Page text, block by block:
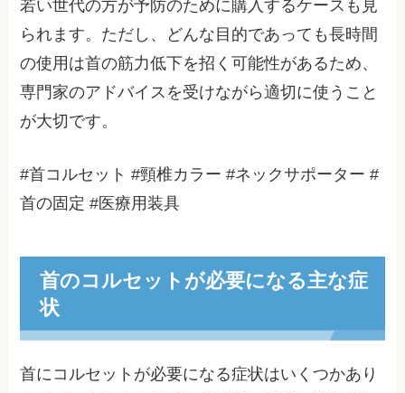
若い世代の方が予防のために購入するケースも見
られます。ただし、どんな目的であっても長時間
の使用は首の筋力低下を招く可能性があるため、
専門家のアドバイスを受けながら適切に使うこと
が大切です。
#首コルセット #頸椎カラー #ネックサポーター #
首の固定 #医療用装具
首のコルセットが必要になる主な症
状
首にコルセットが必要になる症状はいくつかあり